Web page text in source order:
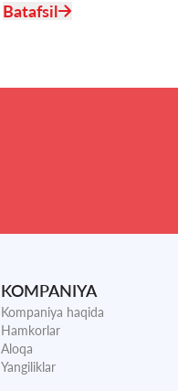
Batafsil
KOMPANIYA
Kompaniya haqida
Hamkorlar
Aloqa
Yangiliklar